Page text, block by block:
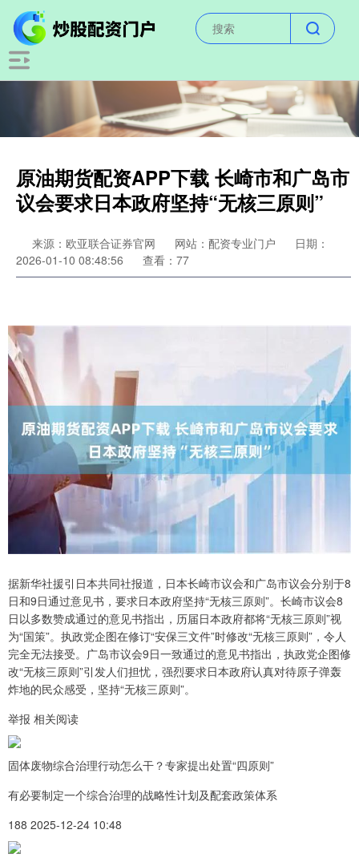
原油期货配资APP下载 长崎市和广岛市
议会要求日本政府坚持“无核三原则”
来源：欧亚联合证券官网 网站：配资专业门户
日期：
2026-01-10 08:48:56
查看：77
据新华社援引日本共同社报道，日本长崎市议会和广岛市议会分别于8
日和9日通过意见书，要求日本政府坚持“无核三原则”。长崎市议会8
日以多数赞成通过的意见书指出，历届日本政府都将“无核三原则”视
为“国策”。执政党企图在修订“安保三文件”时修改“无核三原则”，令人
完全无法接受。广岛市议会9日一致通过的意见书指出，执政党企图修
改“无核三原则”引发人们担忧，强烈要求日本政府认真对待原子弹轰
炸地的民众感受，坚持“无核三原则”。
举报 相关阅读
固体废物综合治理行动怎么干？专家提出处置“四原则”
有必要制定一个综合治理的战略性计划及配套政策体系
188 2025-12-24 10:48